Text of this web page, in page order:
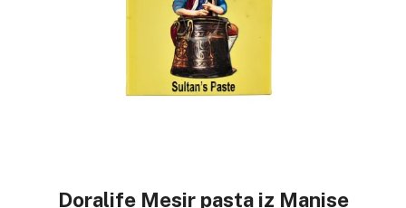
Doralife Mesir pasta iz Manise